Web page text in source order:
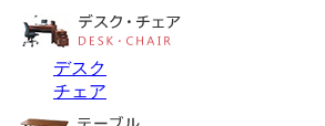
デスク
チェア